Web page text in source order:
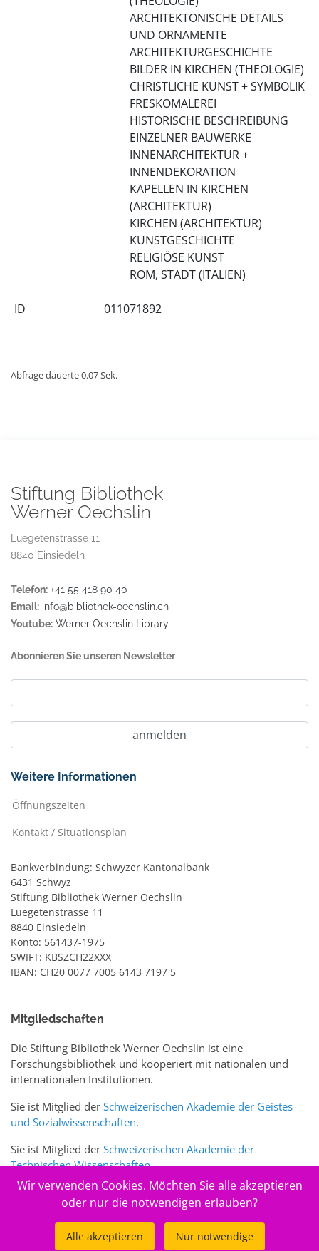
ARCHITEKTONISCHE DETAILS
UND ORNAMENTE
ARCHITEKTURGESCHICHTE
BILDER IN KIRCHEN (THEOLOGIE)
CHRISTLICHE KUNST + SYMBOLIK
FRESKOMALEREI
HISTORISCHE BESCHREIBUNG
EINZELNER BAUWERKE
INNENARCHITEKTUR +
INNENDEKORATION
KAPELLEN IN KIRCHEN
(ARCHITEKTUR)
KIRCHEN (ARCHITEKTUR)
KUNSTGESCHICHTE
RELIGIÖSE KUNST
ROM, STADT (ITALIEN)
ID 011071892
Abfrage dauerte 0.07 Sek.
Stiftung Bibliothek
Werner Oechslin
Luegetenstrasse 11
8840 Einsiedeln
Telefon: +41 55 418 90 40
Email: info@bibliothek-oechslin.ch
Youtube: Werner Oechslin Library
Abonnieren Sie unseren Newsletter
Weitere Informationen
Öffnungszeiten
Kontakt / Situationsplan
Bankverbindung: Schwyzer Kantonalbank
6431 Schwyz
Stiftung Bibliothek Werner Oechslin
Luegetenstrasse 11
8840 Einsiedeln
Konto: 561437-1975
SWIFT: KBSZCH22XXX
IBAN: CH20 0077 7005 6143 7197 5
Mitgliedschaften
Die Stiftung Bibliothek Werner Oechslin ist eine
Forschungsbibliothek und kooperiert mit nationalen und
internationalen Institutionen.
Sie ist Mitglied der Schweizerischen Akademie der Geistes-
und Sozialwissenschaften.
Sie ist Mitglied der Schweizerischen Akademie der
Technischen Wissenschaften.
Sie ist zudem Mitglied des Schweizer Portalswww.sciences-
Wir verwenden Cookies. Möchten Sie alle akzeptieren
oder nur die notwendigen erlauben?
Alle akzeptieren Nur notwendige